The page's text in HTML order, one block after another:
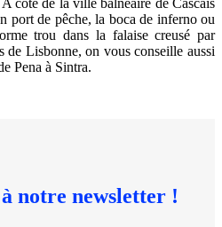
port de pêche, la boca de inferno ou
trou dans la falaise creusé par
de Lisbonne, on vous conseille aussi
Pena à Sintra.
notre newsletter !